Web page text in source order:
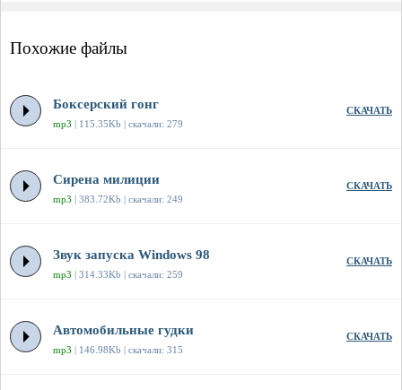
Похожие файлы
Боксерский гонг
mp3 | 115.35Kb | скачали: 279
СКАЧАТЬ
Сирена милиции
mp3 | 383.72Kb | скачали: 249
СКАЧАТЬ
Звук запуска Windows 98
mp3 | 314.33Kb | скачали: 259
СКАЧАТЬ
Автомобильные гудки
mp3 | 146.98Kb | скачали: 315
СКАЧАТЬ